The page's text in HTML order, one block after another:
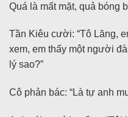
Quá là mất mặt, quả bóng
Tần Kiêu cười: “Tô Lăng,
xem, em thấy một người
lý sao?”
Cô phản bác: “Là tự anh